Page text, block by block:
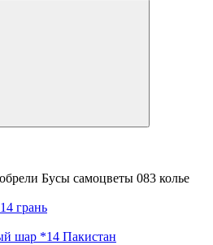
Бусы самоцветы 083 колье
грань
шар *14 Пакистан